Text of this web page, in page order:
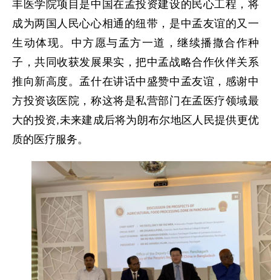
丰医学院项目是中国在孟投资建设的民心工程，将
成为两国人民心心相通的纽带，是中孟友谊的又一
生动体现。中方愿与孟方一道，继续播撒合作种
子，共同收获发展果实，把中孟战略合作伙伴关系
推向新高度。孟什在讲话中盛赞中孟友谊，感谢中
方投资该医院，称这将是私营部门在孟医疗领域最
大的投资,未来建成后将为朗布尔地区人民提供更优
质的医疗服务。